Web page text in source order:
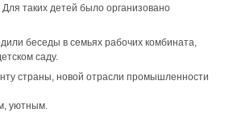
таких детей было организовано
беседы в семьях рабочих комбината,
саду.
страны, новой отрасли промышленности
уютным.